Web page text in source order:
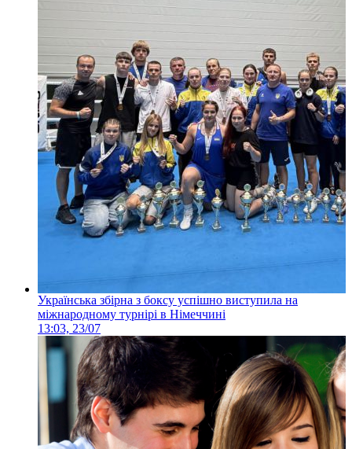
Українська збірна з боксу успішно виступила на
міжнародному турнірі в Німеччині
13:03, 23/07